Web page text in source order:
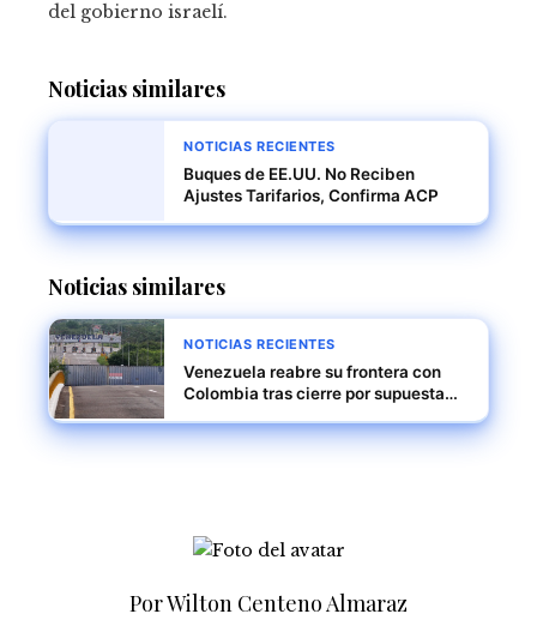
del gobierno israelí.
Noticias similares
NOTICIAS RECIENTES
Buques de EE.UU. No Reciben
Ajustes Tarifarios, Confirma ACP
Noticias similares
NOTICIAS RECIENTES
Venezuela reabre su frontera con
Colombia tras cierre por supuesta
Por Wilton Centeno Almaraz